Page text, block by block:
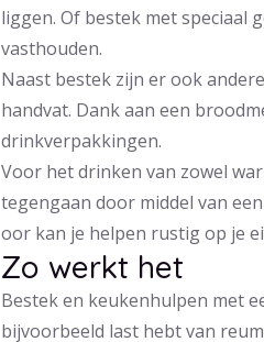
liggen. Of bestek met speciaal
vasthouden.
Naast bestek zijn er ook
handvat. Dank aan een
drinkverpakkingen.
Voor het drinken van zowel
tegengaan door middel van
oor kan je helpen rustig op je
Zo werkt het
Bestek en keukenhulpen met
bijvoorbeeld last hebt van